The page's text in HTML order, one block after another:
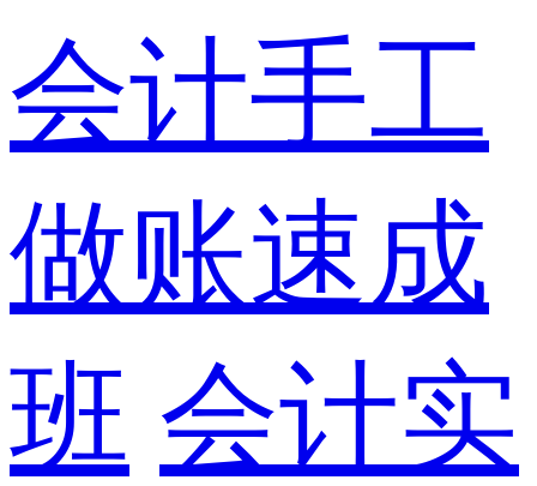
会计手工
做账速成
班 会计实